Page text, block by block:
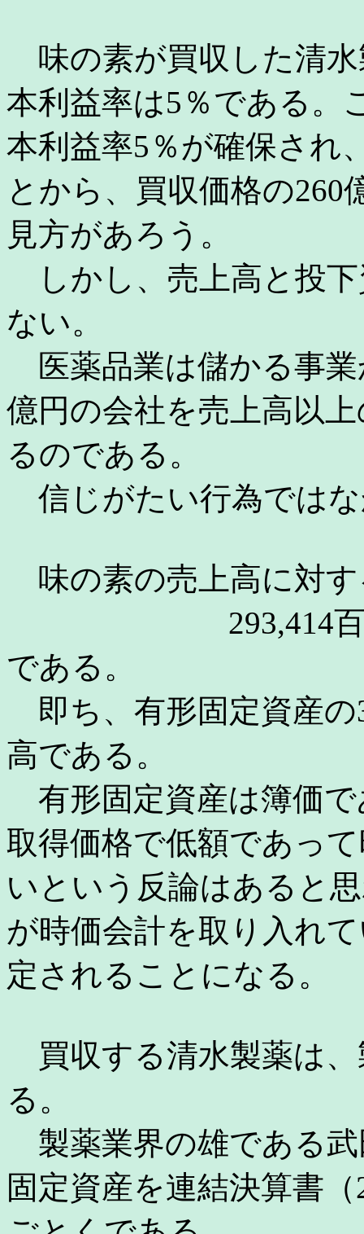
味の素が買収した清
本利益率は5％である。
本利益率5％が確保され
とから、買収価格の
見方があろう。
しかし、売上高と投
ない。
医薬品業は儲かる事業
億円の会社を売上高以
るのである。
信じがたい行為では
味の素の売上高に対
293,414百万円
である。
即ち、有形固定資産の
高である。
有形固定資産は簿価で
取得価格で低額であっ
いという反論はあると
が時価会計を取り入れ
定されることになる。
買収する清水製薬は
る。
製薬業界の雄である武
固定資産を連結決算書